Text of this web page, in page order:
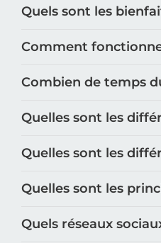
Quels sont les
Comment
Combien de temps
Quelles sont les
Quelles sont les
Quelles sont les
Quels réseaux